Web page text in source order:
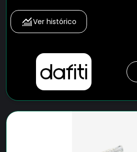
Ver histórico